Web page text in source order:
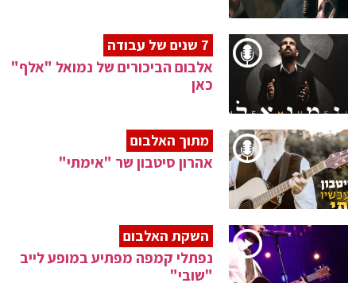
7 שנים של עבודה
אלבום הביכורים של נמואל "אלף"
כאן
מתוך האלבום
אהרון סיטבון שר "אימתי"
השקת האלבום
נפתלי קמפה מפתיע במופע לייב
"שובי"